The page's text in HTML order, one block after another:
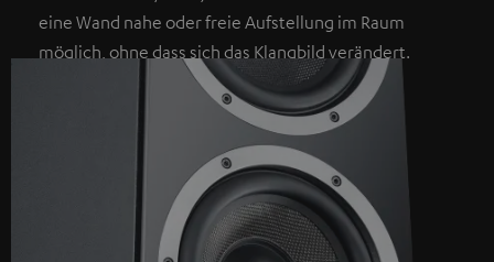
eine Wand nahe oder freie Aufstellung im Raum
möglich, ohne dass sich das Klangbild verändert.